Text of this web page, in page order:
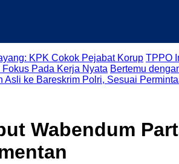
KPK Cokok Pejabat Korup TPPO
Pada Kerja Nyata Bertemu
ke Bareskrim Polri, Sesuai
Wabendum